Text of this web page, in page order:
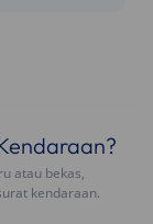
atau bekas,
kendaraan.